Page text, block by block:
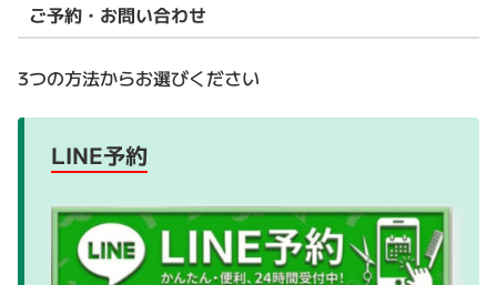
ご予約・お問い合わせ
3つの方法からお選びください
LINE予約